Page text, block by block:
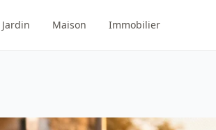
Jardin Maison Immobilier